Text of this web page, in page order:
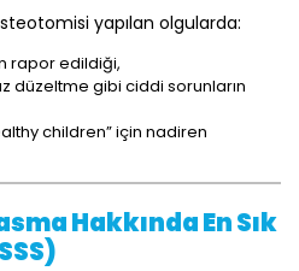
yapılan olgularda:
rapor edildiği,
düzeltme gibi ciddi sorunların
children” için nadiren
Hakkında En Sık